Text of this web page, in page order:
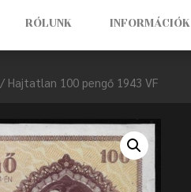
RÓLUNK INFORMÁCIÓK
/ Hajtatlan 100 pengő 1943 VF